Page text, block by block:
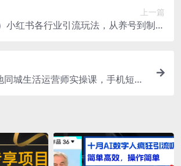
上一篇
小红书各行业引流玩法，从养号到制作
同城生活运营师实操课，手机短视